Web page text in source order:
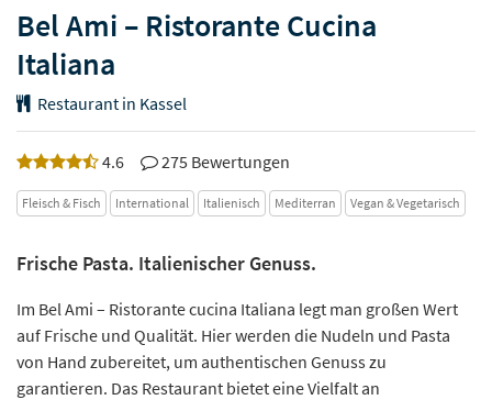
Bel Ami – Ristorante Cucina
Italiana
Restaurant in Kassel
4.6 275 Bewertungen
Fleisch & Fisch International Italienisch Mediterran Vegan & Vegetarisch
Frische Pasta. Italienischer Genuss.
Im Bel Ami – Ristorante cucina Italiana legt man großen Wert
auf Frische und Qualität. Hier werden die Nudeln und Pasta
von Hand zubereitet, um authentischen Genuss zu
garantieren. Das Restaurant bietet eine Vielfalt an